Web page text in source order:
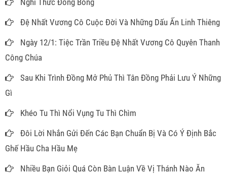
Nghi Thức Đồng Bóng
Đệ Nhất Vương Cô Cuộc Đời Và Những Dấu Ấn Linh Thiêng
Ngày 12/1: Tiệc Trần Triều Đệ Nhất Vương Cô Quyên Thanh
Công Chúa
Sau Khi Trình Đồng Mở Phủ Thì Tân Đồng Phải Lưu Ý Những
Gì
Khéo Tu Thì Nổi Vụng Tu Thì Chìm
Đôi Lời Nhắn Gửi Đến Các Bạn Chuẩn Bị Và Có Ý Định Bắc
Ghế Hầu Cha Hầu Mẹ
Nhiều Bạn Giỏi Quá Còn Bàn Luận Về Vị Thánh Nào Ăn